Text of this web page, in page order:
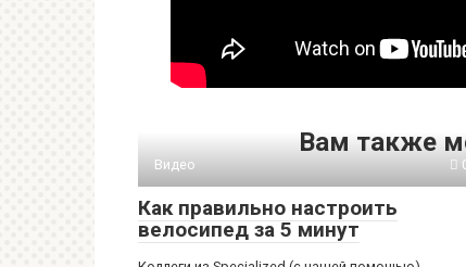
Вам также
Видео
Как правильно настроить
велосипед за 5 минут